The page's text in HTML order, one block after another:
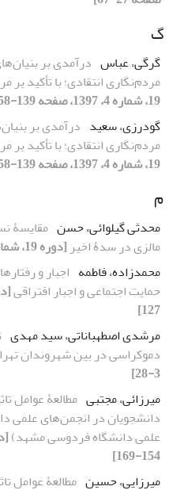
گ
گرگی، عباس درآمدی بر
مردم‌نگاری انتقادی؛ با تأکید
19، شماره 4، 1397، صفحه 139-158]
گودرزی، سعید درآمدی بر
مردم‌نگاری انتقادی؛ با تأکید
19، شماره 4، 1397، صفحه 139-158]
م
محدثی گیلوائی، حسن مقایسۀ
مالزی در سدۀ اخیر [دوره 19، شماره 3، 1397، صفحه 108-135]
محمدزاده، فاطمه اجبار و
حمایت اجتماعی و اجبار افتراقی
127]
مرشدی اصطهباناتی، سید مهدی
دموکراسی در بین شهروندان
3-28]
میرزائی، مجتبی مطالعۀ عوامل
دانشجویان در انجمن‌های علمی
علمی دانشگاه فردوسی مشهد)
154-169]
میرزایی، حسین مطالعۀ عوامل